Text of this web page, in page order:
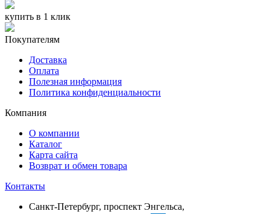
купить в 1 клик
Покупателям
Доставка
Оплата
Полезная информация
Политика конфиденциальности
Компания
О компании
Каталог
Карта сайта
Возврат и обмен товара
Контакты
Санкт-Петербург, проспект Энгельса,